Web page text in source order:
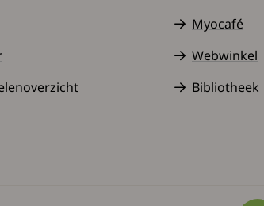
Myocafé
Webwinkel
Bibliotheek